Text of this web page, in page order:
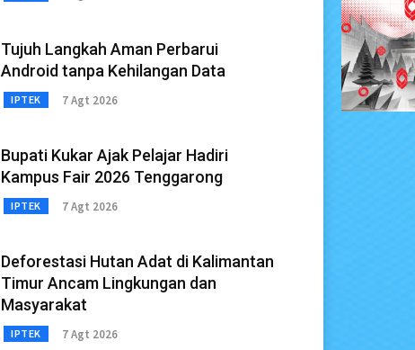
Tujuh Langkah Aman Perbarui
Android tanpa Kehilangan Data
IPTEK 7 Agt 2026
Bupati Kukar Ajak Pelajar Hadiri
Kampus Fair 2026 Tenggarong
IPTEK 7 Agt 2026
Deforestasi Hutan Adat di Kalimantan
Timur Ancam Lingkungan dan
Masyarakat
IPTEK 7 Agt 2026